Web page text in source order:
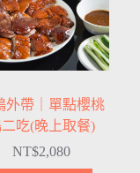
外帶｜單點櫻桃
吃(晚上取餐)
NT$2,080